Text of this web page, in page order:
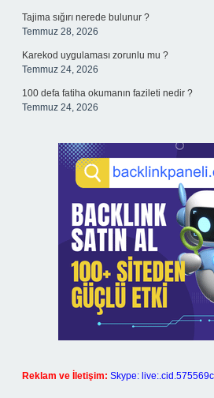
Tajima sığırı nerede bulunur ?
Temmuz 28, 2026
Karekod uygulaması zorunlu mu ?
Temmuz 24, 2026
100 defa fatiha okumanın fazileti nedir ?
Temmuz 24, 2026
Reklam ve İletişim: Skype: